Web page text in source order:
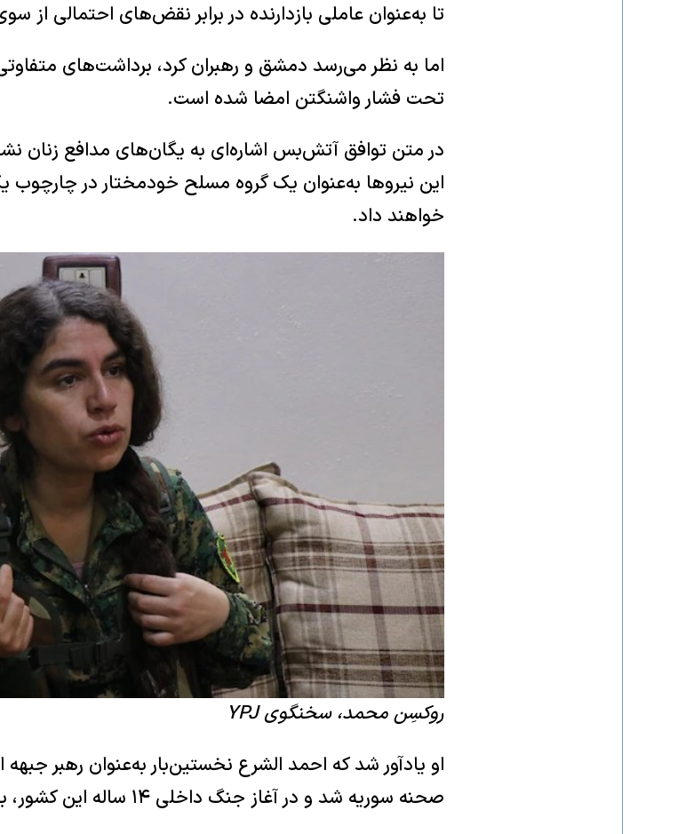
تا به‌عنوان عاملی بازدارنده در برابر نقض‌های احتمالی از
اما به نظر می‌رسد دمشق و رهبران کرد، برداشت‌های متفاوتی
تحت فشار واشنگتن امضا شده است.
در متن توافق آتش‌بس اشاره‌ای به یگان‌های مدافع زنان
این نیروها به‌عنوان یک گروه مسلح خودمختار در چارچوب
خواهند داد.
روکسِن محمد، سخنگوی YPJ
او یادآور شد که احمد الشرع نخستین‌بار به‌عنوان رهبر جبهه
صحنه سوریه شد و در آغاز جنگ داخلی ۱۴ ساله این کشور، با YPJ درگیر بود.